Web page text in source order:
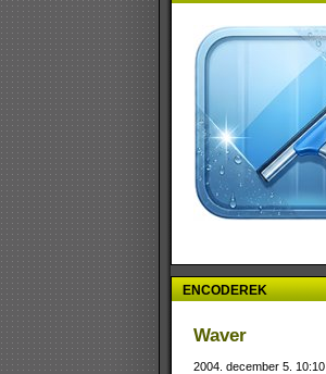
ENCODEREK
Waver
2004. december 5. 10:10